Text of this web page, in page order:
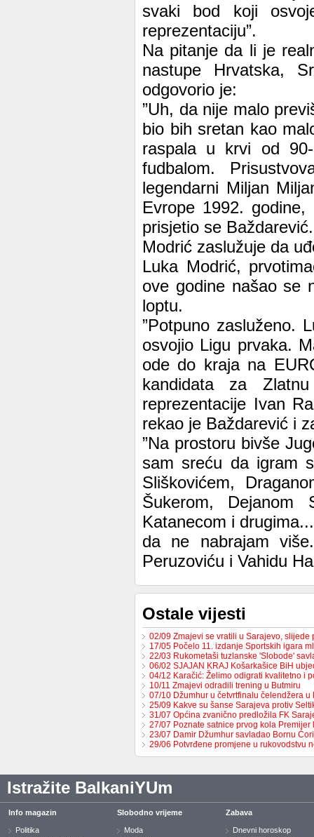
svaki bod koji
reprezentaciju”.
Na pitanje da li je
nastupe Hrvatska,
odgovorio je:
”Uh, da nije malo
bio bih sretan kao
raspala u krvi od
fudbalom.
legendarni Miljan
Evrope 1992.
prisjetio se Baždarević.
Modrić zaslužuje da
Luka Modrić,
ove godine našao se
loptu.
”Potpuno zasluženo.
osvojio Ligu prvaka.
ode do kraja na
kandidata za
reprezentacije Ivan
rekao je Baždarević i
”Na prostoru bivše
sam sreću da igram
Sliškovićem,
Šukerom, Dejanom
Katanecom i
da ne nabrajam
Peruzoviću i Vahidu
Ostale vijesti
02/09 Zmajevi se vratili u Sarajevo,
17/05 Počelo 11. izdanje Sportskih igara
22/03 Rukometaši tuzlanske 'Slobode'
06/02 SJAJAN KRAJ Košarkašice BiH
04/12 Karačić: Želimo odigrati kvalitetno i
10/11 Zmajevi odradili trening u Butmiru
07/10 Džumhur u četvrtfinalu čelendžera u
25/09 Kakve su šanse Sarajeva protiv
31/07 Općina zvanično predložila FK
27/07 Poznate satnice prvog kola
23/07 Damir Džumhur savladao Bornu
29/06 Potvrđene promjene u rukovodstvu
Istražite BalkaniYUm
Info magazin
Politika
Slobodno vrijeme
Moda
Zabava
Dnevni horoskop